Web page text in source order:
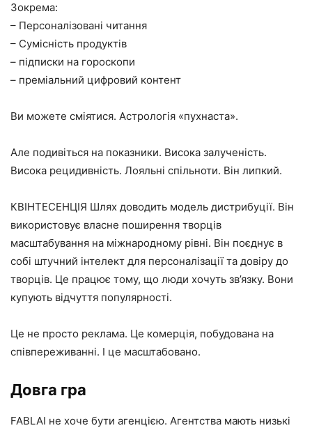
Зокрема:
– Персоналізовані читання
– Сумісність продуктів
– підписки на гороскопи
– преміальний цифровий контент
Ви можете сміятися. Астрологія «пухнаста».
Але подивіться на показники. Висока залученість.
Висока рецидивність. Лояльні спільноти. Він липкий.
КВІНТЕСЕНЦІЯ Шлях доводить модель дистрибуції. Він
використовує власне поширення творців
масштабування на міжнародному рівні. Він поєднує в
собі штучний інтелект для персоналізації та довіру до
творців. Це працює тому, що люди хочуть зв’язку. Вони
купують відчуття популярності.
Це не просто реклама. Це комерція, побудована на
співпереживанні. І це масштабовано.
Довга гра
FABLAI не хоче бути агенцією. Агентства мають низькі